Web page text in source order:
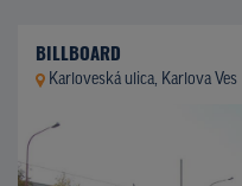
BILLBOARD
Karloveská ulica, Karlova Ves